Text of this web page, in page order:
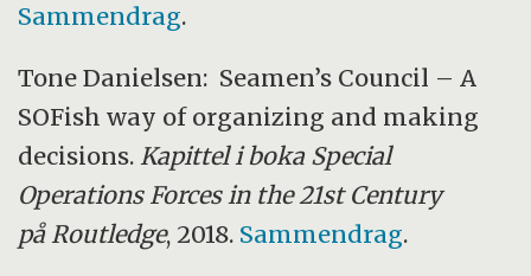
Sammendrag.
Tone Danielsen: Seamen’s Council – A
SOFish way of organizing and making
decisions. Kapittel i boka Special
Operations Forces in the 21st Century
på Routledge, 2018. Sammendrag.